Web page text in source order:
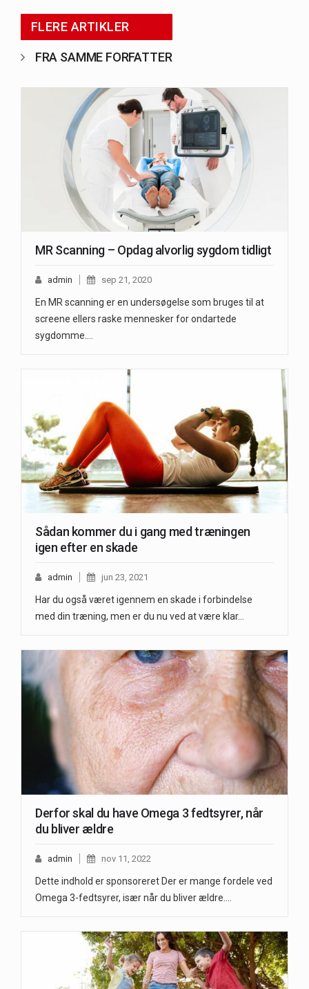
FLERE ARTIKLER
FRA SAMME FORFATTER
MR Scanning – Opdag alvorlig sygdom tidligt
admin sep 21, 2020
En MR scanning er en undersøgelse som bruges til at
screene ellers raske mennesker for ondartede
sygdomme.…
Sådan kommer du i gang med træningen
igen efter en skade
admin jun 23, 2021
Har du også været igennem en skade i forbindelse
med din træning, men er du nu ved at være klar…
Derfor skal du have Omega 3 fedtsyrer, når
du bliver ældre
admin nov 11, 2022
Dette indhold er sponsoreret Der er mange fordele ved
Omega 3-fedtsyrer, især når du bliver ældre.…